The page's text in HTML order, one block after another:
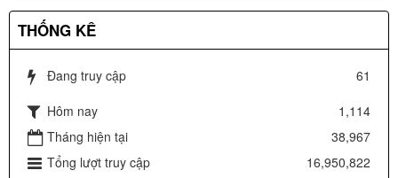
THỐNG KÊ
Đang truy cập
61
Hôm nay
1,114
Tháng hiện tại
38,967
Tổng lượt truy cập
16,950,822